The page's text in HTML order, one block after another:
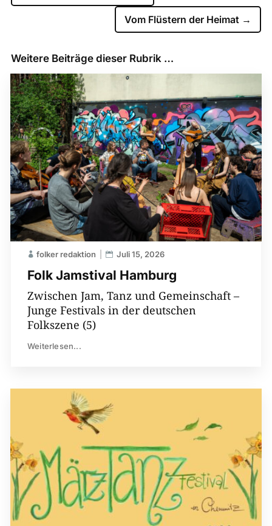
Vom Flüstern der Heimat →
Weitere Beiträge dieser Rubrik …
Folk Jamstival Hamburg
folker redaktion Juli 15, 2026
Zwischen Jam, Tanz und Gemeinschaft –
Junge Festivals in der deutschen
Folkszene (5)
Weiterlesen...